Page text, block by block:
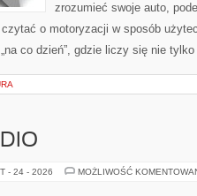
zrozumieć swoje auto,
o motoryzacji w sposób
co dzień”, gdzie liczy się nie
- 24 - 2026 MOŻLIWOŚĆ